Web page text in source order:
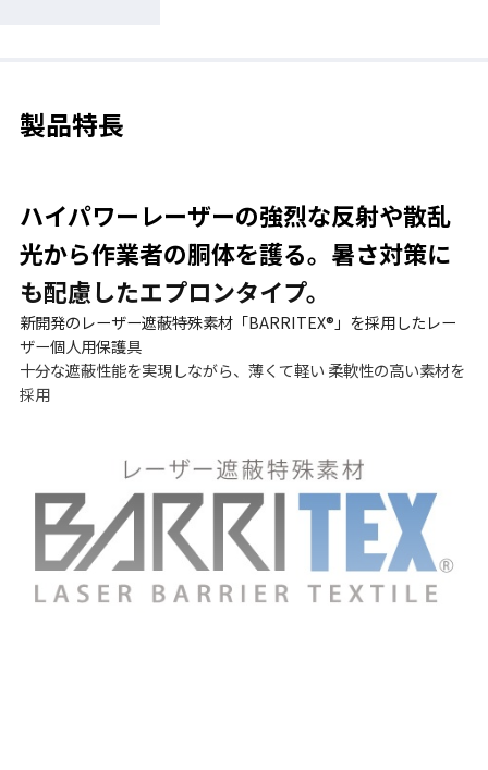
製品特長
ハイパワーレーザーの強烈な反射や散乱
光から作業者の胴体を護る。暑さ対策に
も配慮したエプロンタイプ。
新開発のレーザー遮蔽特殊素材「BARRITEX®」を採用したレー
ザー個人用保護具
十分な遮蔽性能を実現しながら、薄くて軽い 柔軟性の高い素材を
採用